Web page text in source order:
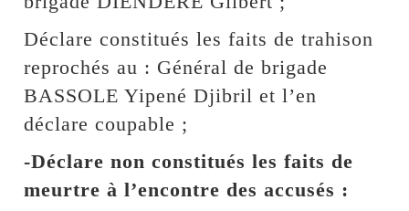
Déclare constitués les faits de trahison
reprochés au : Général de brigade
BASSOLE Yipené Djibril et l’en
déclare coupable ;
-Déclare non constitués les faits de
meurtre à l’encontre des accusés :